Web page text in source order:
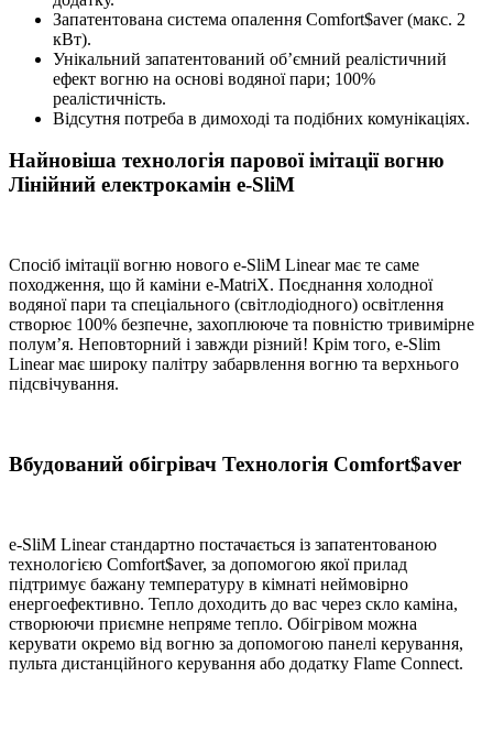
Запатентована система опалення Comfort$aver (макс. 2
кВт).
Унікальний запатентований об’ємний реалістичний
ефект вогню на основі водяної пари; 100%
реалістичність.
Відсутня потреба в димоході та подібних комунікаціях.
Найновіша технологія парової імітації вогню
Лінійний електрокамін e-SliM
Спосіб імітації вогню нового e-SliM Linear має те саме
походження, що й каміни e-MatriX. Поєднання холодної
водяної пари та спеціального (світлодіодного) освітлення
створює 100% безпечне, захоплююче та повністю тривимірне
полум’я. Неповторний і завжди різний! Крім того, e-Slim
Linear має широку палітру забарвлення вогню та верхнього
підсвічування.
Вбудований обігрівач Технологія Comfort$aver
e-SliM Linear стандартно постачається із запатентованою
технологією Comfort$aver, за допомогою якої прилад
підтримує бажану температуру в кімнаті неймовірно
енергоефективно. Тепло доходить до вас через скло каміна,
створюючи приємне непряме тепло. Обігрівом можна
керувати окремо від вогню за допомогою панелі керування,
пульта дистанційного керування або додатку Flame Connect.